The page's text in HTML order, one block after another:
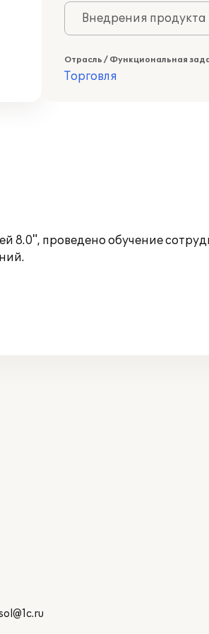
Внедрения
Отрасль / Функциональная
Торговля
8.0", проведено обучение